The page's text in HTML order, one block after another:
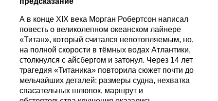
А в конце XIX века Морган Робертсон написал
повесть о великолепном океанском лайнере
«Титан», который считался непотопляемым, но,
на полной скорости в тёмных водах Атлантики,
столкнулся с айсбергом и затонул. Через 14 лет
трагедия «Титаника» повторила сюжет почти до
мельчайших деталей: размеры судна, нехватка
спасательных шлюпок, маршрут и